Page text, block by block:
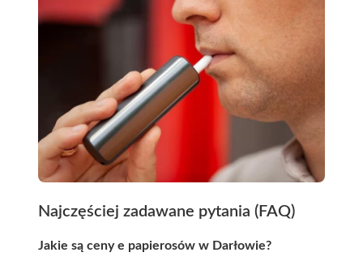
Najczęściej zadawane pytania (FAQ)
Jakie są ceny e papierosów w Darłowie?